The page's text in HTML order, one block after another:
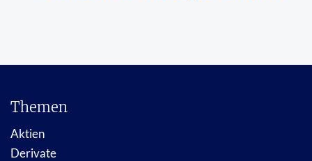
Themen
Aktien
Derivate